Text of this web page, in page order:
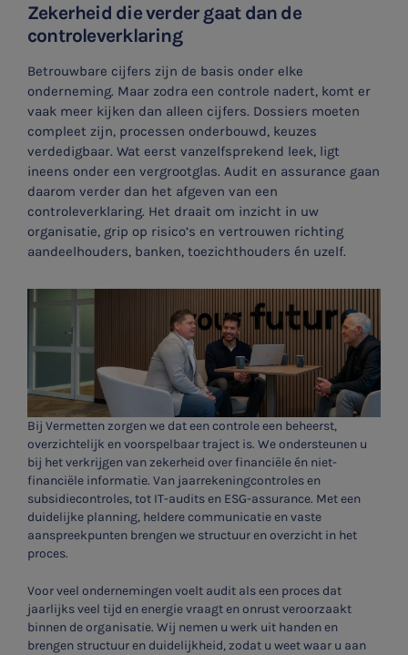
Zekerheid die verder gaat dan de
controleverklaring
Betrouwbare cijfers zijn de basis onder elke
onderneming. Maar zodra een controle nadert, komt er
vaak meer kijken dan alleen cijfers. Dossiers moeten
compleet zijn, processen onderbouwd, keuzes
verdedigbaar. Wat eerst vanzelfsprekend leek, ligt
ineens onder een vergrootglas. Audit en assurance gaan
daarom verder dan het afgeven van een
controleverklaring. Het draait om inzicht in uw
organisatie, grip op risico’s en vertrouwen richting
aandeelhouders, banken, toezichthouders én uzelf.
Bij Vermetten zorgen we dat een controle een beheerst,
overzichtelijk en voorspelbaar traject is. We ondersteunen u
bij het verkrijgen van zekerheid over financiële én niet-
financiële informatie. Van jaarrekeningcontroles en
subsidiecontroles, tot IT-audits en ESG-assurance. Met een
duidelijke planning, heldere communicatie en vaste
aanspreekpunten brengen we structuur en overzicht in het
proces.
Voor veel ondernemingen voelt audit als een proces dat
jaarlijks veel tijd en energie vraagt en onrust veroorzaakt
binnen de organisatie. Wij nemen u werk uit handen en
brengen structuur en duidelijkheid, zodat u weet waar u aan